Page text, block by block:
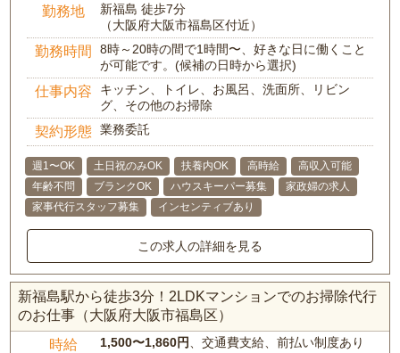
勤務地
新福島 徒歩7分
（大阪府大阪市福島区付近）
勤務時間
8時～20時の間で1時間〜、好きな日に働くこと
が可能です。(候補の日時から選択)
仕事内容
キッチン、トイレ、お風呂、洗面所、リビン
グ、その他のお掃除
契約形態 業務委託
週1〜OK 土日祝のみOK 扶養内OK 高時給
高収入可能
年齢不問
ブランクOK ハウスキーパー募集
家政婦の求人
家事代行スタッフ募集
インセンティブあり
この求人の詳細を見る
新福島駅から徒歩3分！2LDKマンションでのお掃除代行
のお仕事（大阪府大阪市福島区）
時給 1,500〜1,860円 、交通費支給、前払い制度あり